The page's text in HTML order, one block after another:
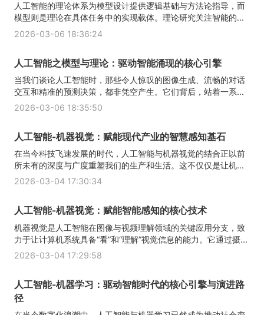
人工智能的理论体系为模型设计提供逻辑基础与方法论指导，而
模型则是理论在具体任务中的实现载体。理论研究关注智能的...
2026-03-06 18:36:24
人工智能之模型与理论：驱动智能涌现的核心引擎
当我们谈论人工智能时，那些令人惊叹的图像生成、流畅的对话
交互和精准的预测决策，都非凭空产生。它们背后，站着一系...
2026-03-06 18:35:50
人工智能-机器视觉：赋能现代产业的智慧感知基石
在当今科技飞速发展的时代，人工智能与机器视觉的结合正以前
所未有的深度与广度重塑我们的生产和生活。这不仅仅是让机...
2026-03-04 17:30:34
人工智能-机器视觉：赋能智能感知的核心技术
机器视觉是人工智能在图像与视频理解领域的关键应用分支，致
力于让计算机系统具备“看”和“理解”视觉信息的能力。它通过摄...
2026-03-04 17:29:58
人工智能-机器学习：驱动智能时代的核心引擎与演进路
径